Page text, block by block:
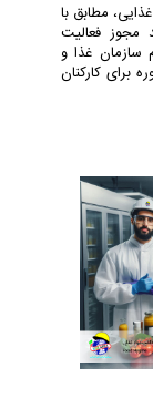
مطابق با
مجوز فعالیت
سازمان غذا و
برای کارکنان